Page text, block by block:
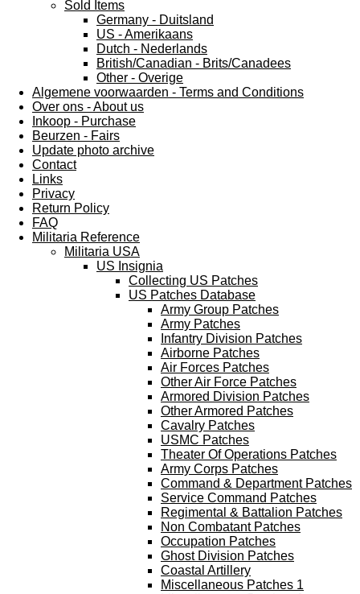
Sold Items
Germany - Duitsland
US - Amerikaans
Dutch - Nederlands
British/Canadian - Brits/Canadees
Other - Overige
Algemene voorwaarden - Terms and Conditions
Over ons - About us
Inkoop - Purchase
Beurzen - Fairs
Update photo archive
Contact
Links
Privacy
Return Policy
FAQ
Militaria Reference
Militaria USA
US Insignia
Collecting US Patches
US Patches Database
Army Group Patches
Army Patches
Infantry Division Patches
Airborne Patches
Air Forces Patches
Other Air Force Patches
Armored Division Patches
Other Armored Patches
Cavalry Patches
USMC Patches
Theater Of Operations Patches
Army Corps Patches
Command & Department Patches
Service Command Patches
Regimental & Battalion Patches
Non Combatant Patches
Occupation Patches
Ghost Division Patches
Coastal Artillery
Miscellaneous Patches 1